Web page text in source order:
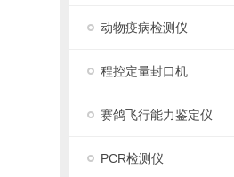
动物疫病检测仪
程控定量封口机
赛鸽飞行能力鉴定仪
PCR检测仪